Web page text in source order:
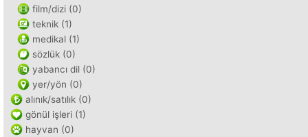
film/dizi (0)
teknik (1)
medikal (1)
sözlük (0)
yabancı dil (0)
yer/yön (0)
alınık/satılık (0)
gönül işleri (1)
hayvan (0)